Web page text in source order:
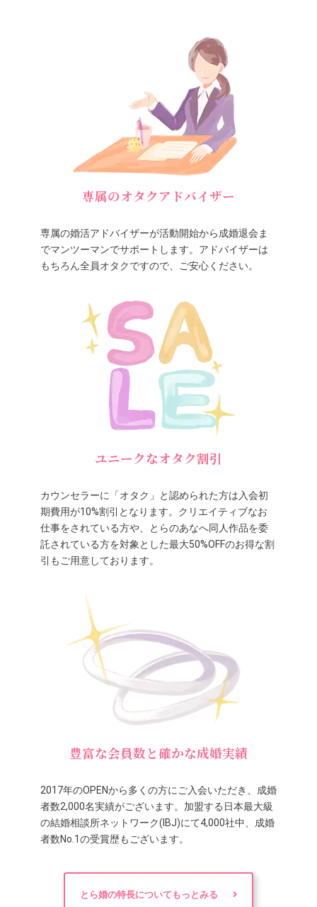
専属のオタクアドバイザー
専属の婚活アドバイザーが活動開始から成婚退会ま
でマンツーマンでサポートします。アドバイザーは
もちろん全員オタクですので、ご安心ください。
ユニークなオタク割引
カウンセラーに「オタク」と認められた方は入会初
期費用が10%割引となります。クリエイティブなお
仕事をされている方や、とらのあなへ同人作品を委
託されている方を対象とした最大50%OFFのお得な割
引もご用意しております。
豊富な会員数と確かな成婚実績
2017年のOPENから多くの方にご入会いただき、成婚
者数2,000名実績がございます。加盟する日本最大級
の結婚相談所ネットワーク(IBJ)にて4,000社中、成婚
者数No.1の受賞歴もございます。
とら婚の特長についてもっとみる